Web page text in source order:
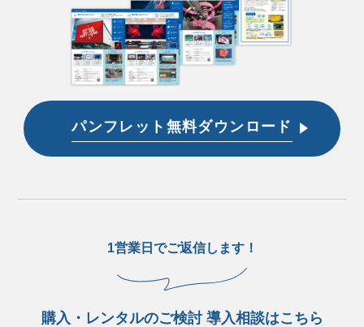
パンフレット無料ダウンロード
1営業日でご返信します！
購入・レンタルのご検討 導入相談はこちら